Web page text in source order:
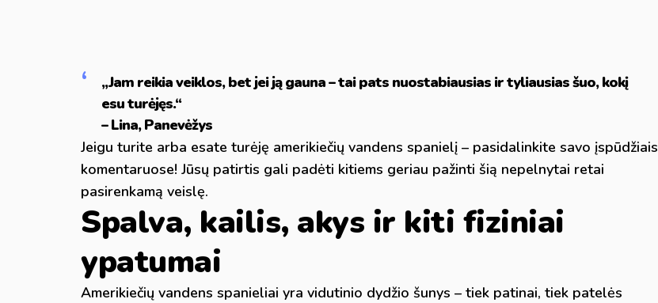
„Jam reikia veiklos, bet jei ją gauna – tai pats nuostabiausias ir tyliausias šuo, kokį
esu turėjęs.“
– Lina, Panevėžys
Jeigu turite arba esate turėję amerikiečių vandens spanielį – pasidalinkite savo įspūdžiais
komentaruose! Jūsų patirtis gali padėti kitiems geriau pažinti šią nepelnytai retai
pasirenkamą veislę.
Spalva, kailis, akys ir kiti fiziniai
ypatumai
Amerikiečių vandens spanieliai yra vidutinio dydžio šunys – tiek patinai, tiek patelės